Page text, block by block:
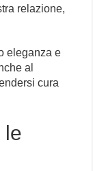
relazione,
eleganza e
al
cura
le